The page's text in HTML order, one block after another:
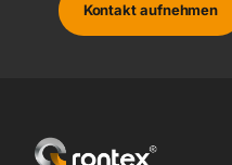
Kontakt aufnehmen